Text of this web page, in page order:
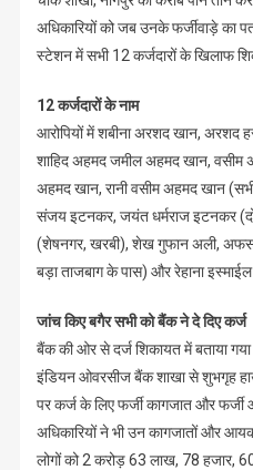
अधिकारियों को जब उनके फर्जीवाड़े का
स्टेशन में सभी 12 कर्जदारों के खिलाफ
12 कर्जदारों के नाम
आरोपियों में शबीना अरशद खान, अरशद
शाहिद अहमद जमील अहमद खान,
अहमद खान, रानी वसीम अहमद खान
संजय इटनकर, जयंत धर्मराज इटनकर
(शेषनगर, खरबी), शेख गुफान अली,
बड़ा ताजबाग के पास) और रेहाना
जांच किए बगैर सभी को बैंक ने दे दिए कर्ज
बैंक की ओर से दर्ज शिकायत में बताया
इंडियन ओवरसीज बैंक शाखा से शुभगृह
पर कर्ज के लिए फर्जी कागजात और
अधिकारियों ने भी उन कागजातों और
लोगों को 2 करोड़ 63 लाख, 78 हजार,